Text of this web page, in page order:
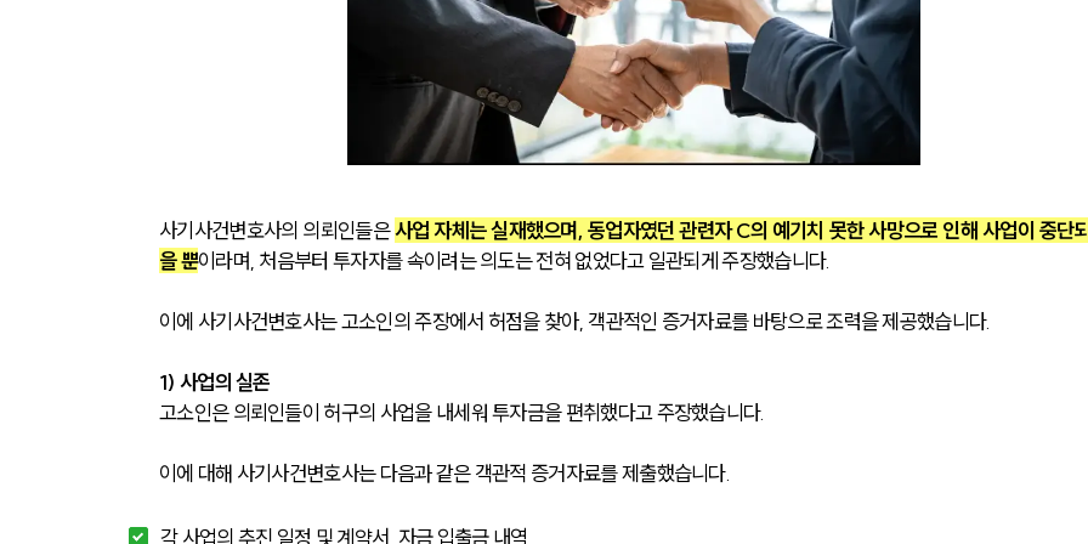
사기사건변호사의 의뢰인들은 사업 자체는 실재했으며, 동업자였던 관련자 C의 예기치 못한 사망으로 인해 사업이 중단
을 뿐이라며, 처음부터 투자자를 속이려는 의도는 전혀 없었다고 일관되게 주장했습니다.
이에 사기사건변호사는 고소인의 주장에서 허점을 찾아, 객관적인 증거자료를 바탕으로 조력을 제공했습니다.
1) 사업의 실존
고소인은 의뢰인들이 허구의 사업을 내세워 투자금을 편취했다고 주장했습니다.
이에 대해 사기사건변호사는 다음과 같은 객관적 증거자료를 제출했습니다.
각 사업의 추진 일정 및 계약서, 자금 입출금 내역